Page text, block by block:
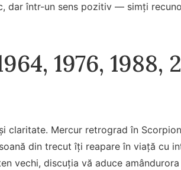
dar într-un sens pozitiv — simți
1976, 1988,
claritate. Mercur retrograd în
din trecut îți reapare în viață cu
vechi, discuția vă aduce